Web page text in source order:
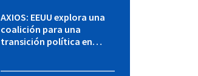
AXIOS: EEUU explora una
coalición para una
transición política en